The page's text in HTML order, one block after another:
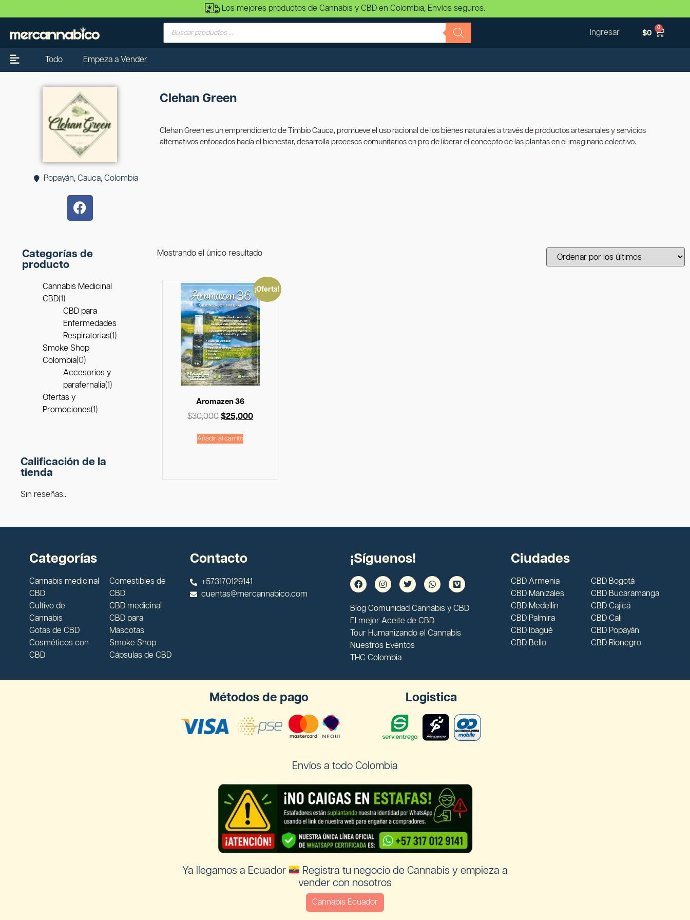
Los mejores productos de Cannabis y CBD en Colombia, Envíos seguros.
Ingresar $0
0
Todo Empeza a Vender
Popayán, Cauca, Colombia
Clehan Green
Clehan Green es un emprendicierto de Timbío Cauca, promueve el uso racional de los bienes naturales a través de productos artesanales y servicios
alternativos enfocados hacía el bienestar, desarrolla procesos comunitarios en pro de liberar el concepto de las plantas en el imaginario colectivo.
Categorías de
producto
Cannabis Medicinal
CBD(1)
CBD para
Enfermedades
Respiratorias(1)
Smoke Shop
Colombia(0)
Accesorios y
parafernalia(1)
Ofertas y
Promociones(1)
Calificación de la
tienda
Sin reseñas..
Mostrando el único resultado
¡Oferta!
Aromazen 36
$30,000 $25,000
Añadir al carrito
Categorías
Cannabis medicinal
CBD
Cultivo de
Cannabis
Gotas de CBD
Cosméticos con
CBD
Comestibles de
CBD
CBD medicinal
CBD para
Mascotas
Smoke Shop
Cápsulas de CBD
Contacto
+573170129141
cuentas@mercannabico.com
¡Síguenos!
Blog Comunidad Cannabis y CBD
El mejor Aceite de CBD
Tour Humanizando el Cannabis
Nuestros Eventos
THC Colombia
Ciudades
CBD Armenia
CBD Manizales
CBD Medellín
CBD Palmira
CBD Ibagué
CBD Bello
CBD Bogotá
CBD Bucaramanga
CBD Cajicá
CBD Cali
CBD Popayán
CBD Rionegro
Métodos de pago Logistica
Envíos a todo Colombia
Ya llegamos a Ecuador
Registra tu negocio de Cannabis y empieza a
vender con nosotros
Cannabis Ecuador